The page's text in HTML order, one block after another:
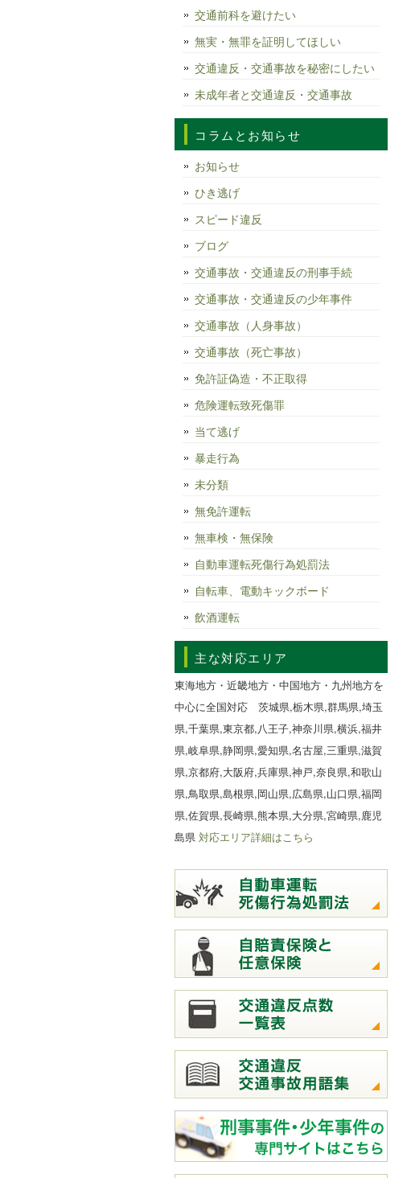
交通前科を避けたい
無実・無罪を証明してほしい
交通違反・交通事故を秘密にしたい
未成年者と交通違反・交通事故
コラムとお知らせ
お知らせ
ひき逃げ
スピード違反
ブログ
交通事故・交通違反の刑事手続
交通事故・交通違反の少年事件
交通事故（人身事故）
交通事故（死亡事故）
免許証偽造・不正取得
危険運転致死傷罪
当て逃げ
暴走行為
未分類
無免許運転
無車検・無保険
自動車運転死傷行為処罰法
自転車、電動キックボード
飲酒運転
主な対応エリア
東海地方・近畿地方・中国地方・九州地方を
中心に全国対応 茨城県,栃木県,群馬県,埼玉
県,千葉県,東京都,八王子,神奈川県,横浜,福井
県,岐阜県,静岡県,愛知県,名古屋,三重県,滋賀
県,京都府,大阪府,兵庫県,神戸,奈良県,和歌山
県,鳥取県,島根県,岡山県,広島県,山口県,福岡
県,佐賀県,長崎県,熊本県,大分県,宮崎県,鹿児
島県 対応エリア詳細はこちら